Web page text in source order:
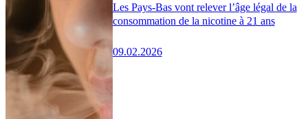
Les Pays-Bas vont relever l’âge légal de la
consommation de la nicotine à 21 ans
09.02.2026